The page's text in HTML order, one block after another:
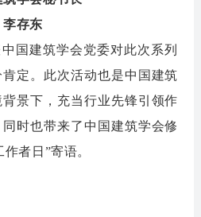
李存东
国建筑学会党委对此次系列
定。此次活动也是中国建筑
景下，充当行业先锋引领作
同时也带来了中国建筑学会修
者日”寄语。